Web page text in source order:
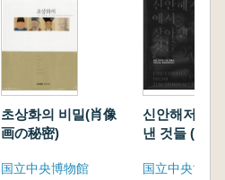
초상화의 비밀(肖像
画の秘密)
国立中央博物館
신안해저선
낸 것들 (新安
の)
国立中央博物